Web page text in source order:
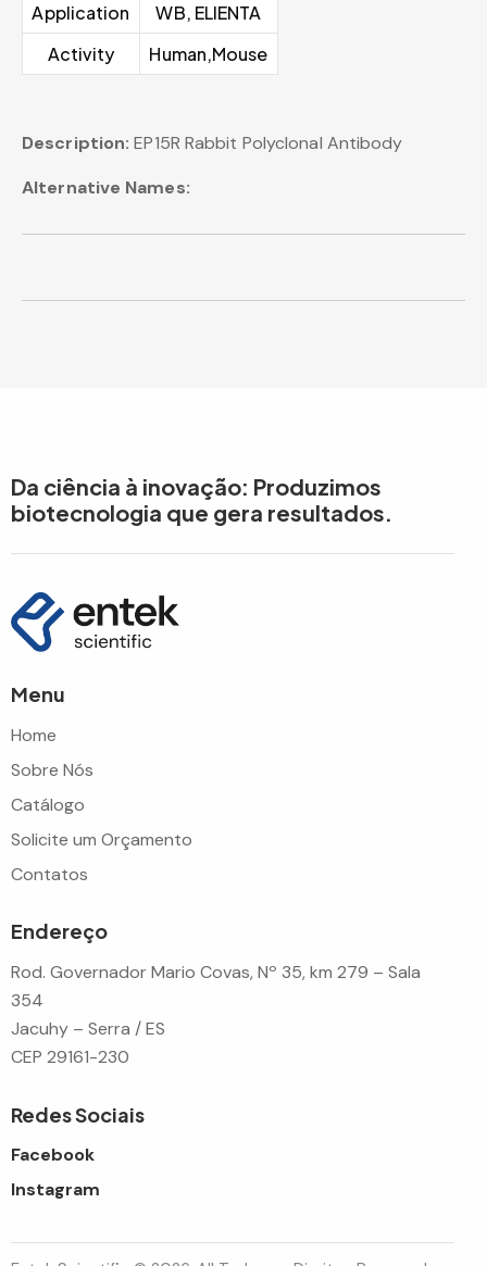
Application
WB, ELIENTA
Activity
Human,Mouse
Description: EP15R Rabbit Polyclonal Antibody
Alternative Names:
Da ciência à inovação: Produzimos
biotecnologia que gera resultados.
Menu
Home
Sobre Nós
Catálogo
Solicite um Orçamento
Contatos
Endereço
Rod. Governador Mario Covas, Nº 35, km 279 – Sala
354
Jacuhy – Serra / ES
CEP 29161-230
Redes Sociais
Facebook
Instagram